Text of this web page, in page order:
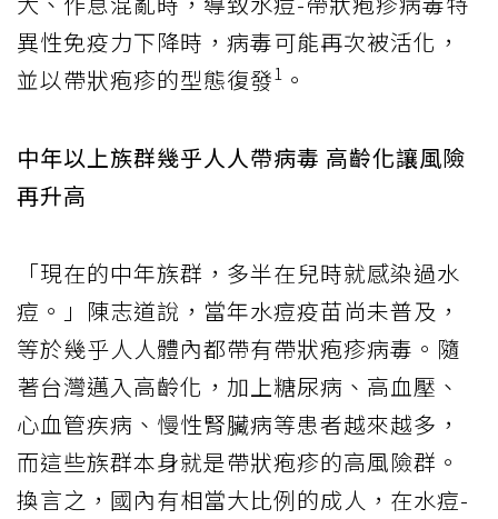
異性免疫力下降時，病毒可能再次被活化，
並以帶狀疱疹的型態復發1 。
中年以上族群幾乎人人帶病毒 高齡化讓風險
再升高
「現在的中年族群，多半在兒時就感染過水
痘。」陳志道說，當年水痘疫苗尚未普及，
等於幾乎人人體內都帶有帶狀疱疹病毒。隨
著台灣邁入高齡化，加上糖尿病、高血壓、
心血管疾病、慢性腎臟病等患者越來越多，
而這些族群本身就是帶狀疱疹的高風險群。
換言之，國內有相當大比例的成人，在水痘-